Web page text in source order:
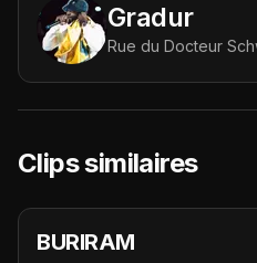
Gradur
Rue du Docteur
Clips similaires
BURIRAM